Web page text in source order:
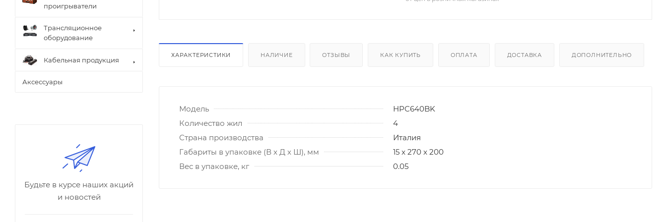
ХАРАКТЕРИСТИКИ НАЛИЧИЕ ОТЗЫВЫ КАК КУПИТЬ ОПЛАТА ДОСТАВКА ДОПОЛНИТЕЛЬНО
Модель
HPC640BK
Количество жил
4
Страна производства
Италия
Габариты в упаковке (В х Д х Ш), мм
15 x 270 x 200
Вес в упаковке, кг
0.05
проигрыватели
Трансляционное
оборудование
Кабельная продукция
Аксессуары
Будьте в курсе наших акций
и новостей